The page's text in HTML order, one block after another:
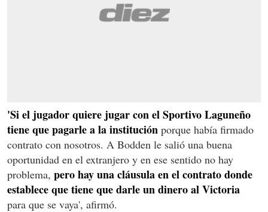
'Si el jugador quiere jugar con el Sportivo Laguneño
tiene que pagarle a la institución porque había firmado
contrato con nosotros. A Bodden le salió una buena
oportunidad en el extranjero y en ese sentido no hay
problema, pero hay una cláusula en el contrato donde
establece que tiene que darle un dinero al Victoria
para que se vaya', afirmó.